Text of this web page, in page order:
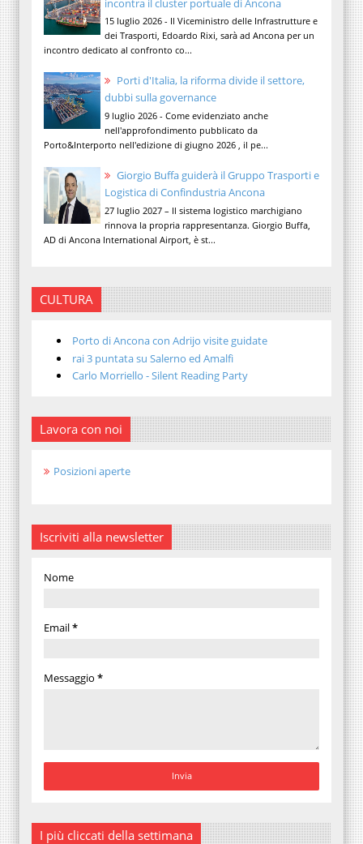
incontra il cluster portuale di Ancona
15 luglio 2026 - Il Viceministro delle Infrastrutture e
dei Trasporti, Edoardo Rixi, sarà ad Ancona per un
incontro dedicato al confronto co...
Porti d'Italia, la riforma divide il settore,
dubbi sulla governance
9 luglio 2026 - Come evidenziato anche
nell'approfondimento pubblicato da
Porto&Interporto nell'edizione di giugno 2026 , il pe...
Giorgio Buffa guiderà il Gruppo Trasporti e
Logistica di Confindustria Ancona
27 luglio 2027 – Il sistema logistico marchigiano
rinnova la propria rappresentanza. Giorgio Buffa,
AD di Ancona International Airport, è st...
CULTURA
Porto di Ancona con Adrijo visite guidate
rai 3 puntata su Salerno ed Amalfi
Carlo Morriello - Silent Reading Party
Lavora con noi
Posizioni aperte
Iscriviti alla newsletter
Nome
Email*
Messaggio *
I più cliccati della settimana